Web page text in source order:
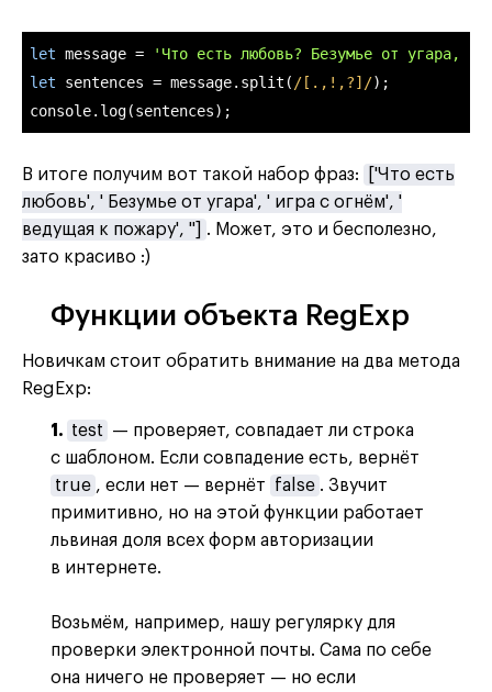
let message =
'Что есть любовь? Безумье от угара,
let sentences = message.split( /[.,!,?]/
console.log(sentences);
В итоге получим вот такой набор фраз:
['Что есть
любовь', ' Безумье от угара', ' игра с огнём', '
ведущая к пожару', '']
. Может, это и бесполезно,
зато красиво :)
Функции объекта RegExp
Новичкам стоит обратить внимание на два метода
RegExp:
1. test
— проверяет, совпадает ли строка
с шаблоном. Если совпадение есть, вернёт
true , если нет — вернёт false . Звучит
примитивно, но на этой функции работает
львиная доля всех форм авторизации
в интернете.
Возьмём, например, нашу регулярку для
проверки электронной почты. Сама по себе
она ничего не проверяет — но если